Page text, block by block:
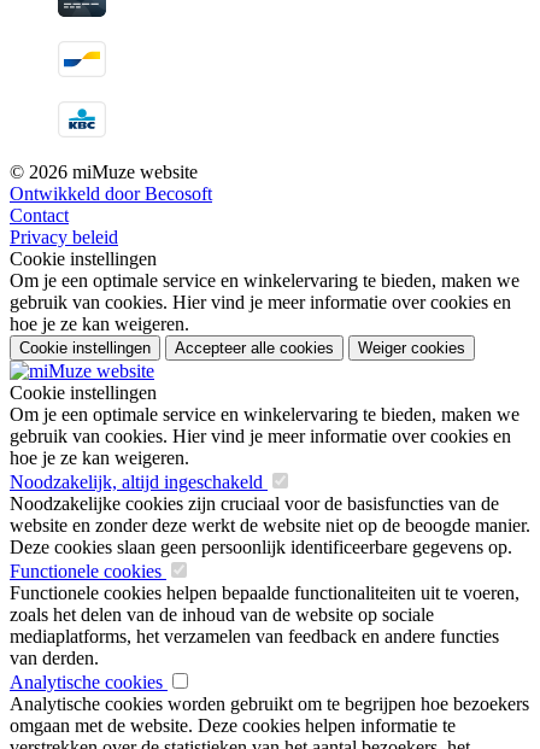
© 2026 miMuze website
Ontwikkeld door Becosoft
Contact
Privacy beleid
Cookie instellingen
Om je een optimale service en winkelervaring te bieden, maken we
gebruik van cookies. Hier vind je meer informatie over cookies en
hoe je ze kan weigeren.
Cookie instellingen Accepteer alle cookies Weiger cookies
Cookie instellingen
Om je een optimale service en winkelervaring te bieden, maken we
gebruik van cookies. Hier vind je meer informatie over cookies en
hoe je ze kan weigeren.
Noodzakelijk, altijd ingeschakeld
Noodzakelijke cookies zijn cruciaal voor de basisfuncties van de
website en zonder deze werkt de website niet op de beoogde manier.
Deze cookies slaan geen persoonlijk identificeerbare gegevens op.
Functionele cookies
Functionele cookies helpen bepaalde functionaliteiten uit te voeren,
zoals het delen van de inhoud van de website op sociale
mediaplatforms, het verzamelen van feedback en andere functies
van derden.
Analytische cookies
Analytische cookies worden gebruikt om te begrijpen hoe bezoekers
omgaan met de website. Deze cookies helpen informatie te